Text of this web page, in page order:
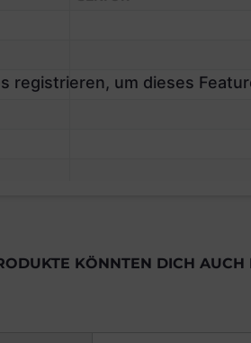
registrieren, um dieses
KÖNNTEN DICH AUCH